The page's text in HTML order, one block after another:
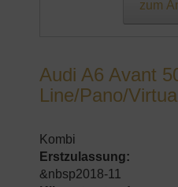
zum
Audi A6 Avant
Line/Pano/
Kombi
Erstzulassung:
&nbsp2018-11